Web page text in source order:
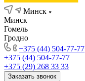
Минск
Минск
Гомель
Гродно
+375 (44) 504-77-77
+375 (44) 504-77-77
+375 (29) 268 33 33
Заказать звонок